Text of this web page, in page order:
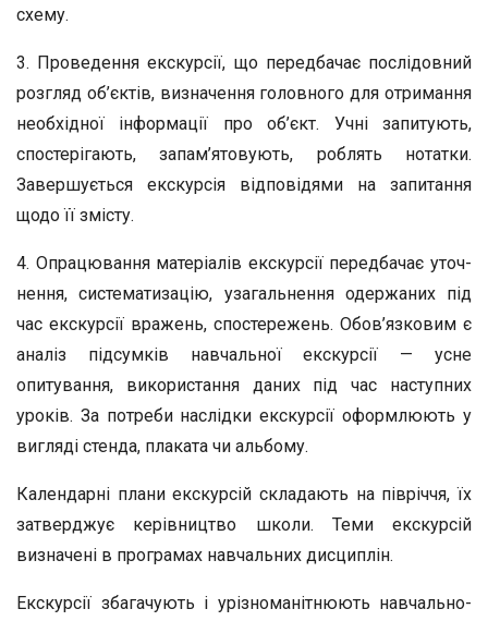
схему.
3. Проведення екскурсії, що передбачає послідовний
роз­гляд об’єктів, визначення головного для отримання
необ­хідної інформації про об’єкт. Учні запитують,
спостеріга­ють, запам’ятовують, роблять нотатки.
Завершується екс­курсія відповідями на запитання
щодо її змісту.
4. Опрацювання матеріалів екскурсії передбачає уточ­
нення, систематизацію, узагальнення одержаних під
час екскурсії вражень, спостережень. Обов’язковим є
аналіз підсумків навчальної екскурсії — усне
опитування, вико­ристання даних під час наступних
уроків. За потреби нас­лідки екскурсії оформлюють у
вигляді стенда, плаката чи альбому.
Календарні плани екскурсій складають на півріччя, їх
затверджує керівництво школи. Теми екскурсій
визначені в програмах навчальних дисциплін.
Екскурсії збагачують і урізноманітнюють навчально-